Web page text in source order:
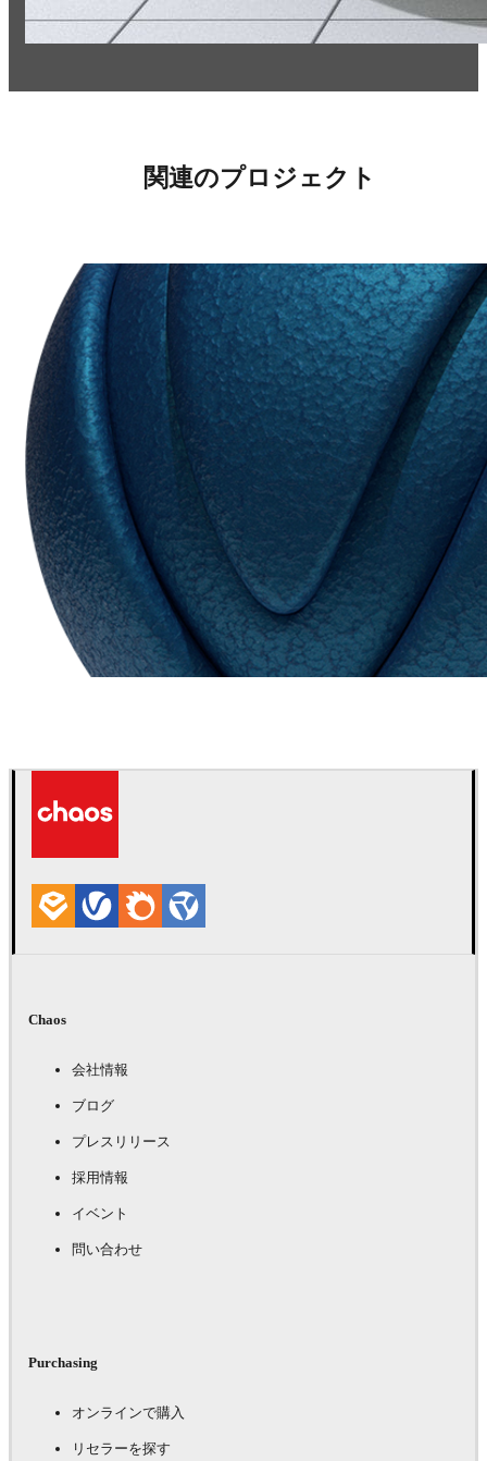
関連のプロジェクト
Chaos
会社情報
ブログ
プレスリリース
採用情報
イベント
問い合わせ
Purchasing
オンラインで購入
リセラーを探す